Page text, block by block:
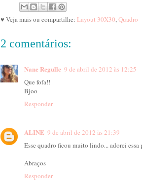
♥ Veja mais ou compartilhe: Layout 30X30,Quadro
2 comentários:
Nane Regulle 9 de abril de 2012 às 12:25
Que fofa!!
Bjoo
Responder
ALINE 9 de abril de 2012 às 21:39
Esse quadro ficou muito lindo... adorei essa
Abraços
Responder